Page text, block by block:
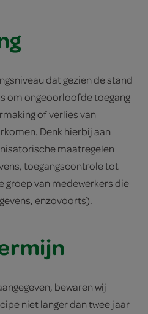
dat gezien de stand
om ongeoorloofde toegang
of verlies van
Denk hierbij aan
maatregelen
toegangscontrole tot
groep van medewerkers die
enzovoorts).
bewaren wij
niet langer dan twee jaar